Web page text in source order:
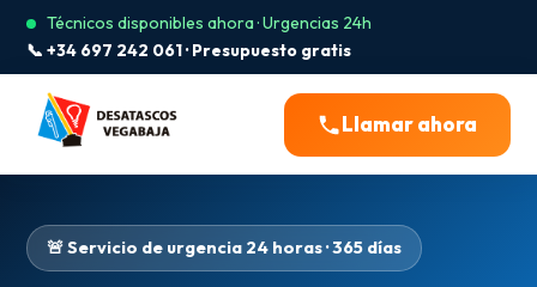
Técnicos disponibles ahora · Urgencias 24h
📞 +34 697 242 061 · Presupuesto gratis
Llamar ahora
🚨 Servicio de urgencia 24 horas · 365 días